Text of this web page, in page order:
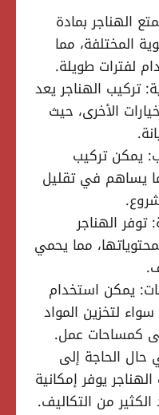
الهناجر بمادة
المختلفة، مما
لفترات طويلة.
تركيب الهناجر يعد
الأخرى، حيث
يمكن تركيب
يساهم في تقليل
توفر الهناجر
مما يحمي
يمكن استخدام
لتخزين المواد
كمساحات عمل.
الحاجة إلى
يوفر إمكانية
من التكاليف.